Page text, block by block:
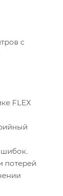
с
FLEX
потерей